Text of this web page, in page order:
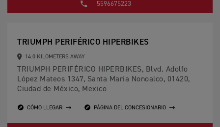
5596675223
TRIUMPH PERIFÉRICO HIPERBIKES
14.0 KILOMETERS AWAY
TRIUMPH PERIFÉRICO HIPERBIKES, Blvd. Adolfo
López Mateos 1347, Santa Maria Nonoalco, 01420,
Ciudad de México, Mexico
CÓMO LLEGAR PÁGINA DEL CONCESIONARIO